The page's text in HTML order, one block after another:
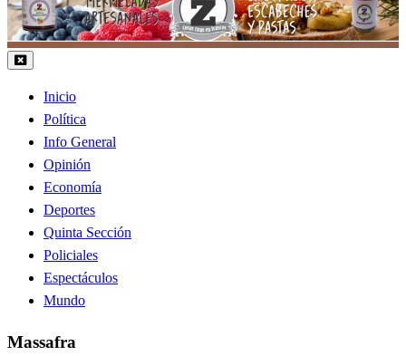
Inicio
Política
Info General
Opinión
Economía
Deportes
Quinta Sección
Policiales
Espectáculos
Mundo
Massafra